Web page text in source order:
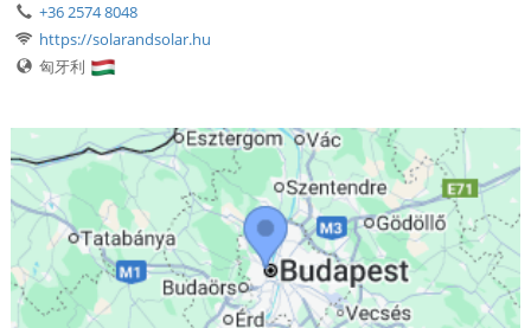
+36 2574 8048
https://solarandsolar.hu
匈牙利